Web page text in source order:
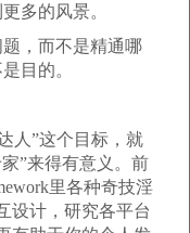
多的风景。
，而不是精通哪
目的。
人”这个目标，就
”来得有意义。前
里各种奇技淫
设计，研究各平台